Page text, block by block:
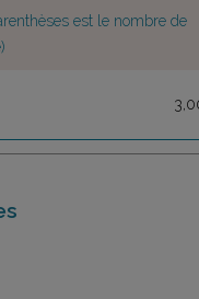
est le nombre de